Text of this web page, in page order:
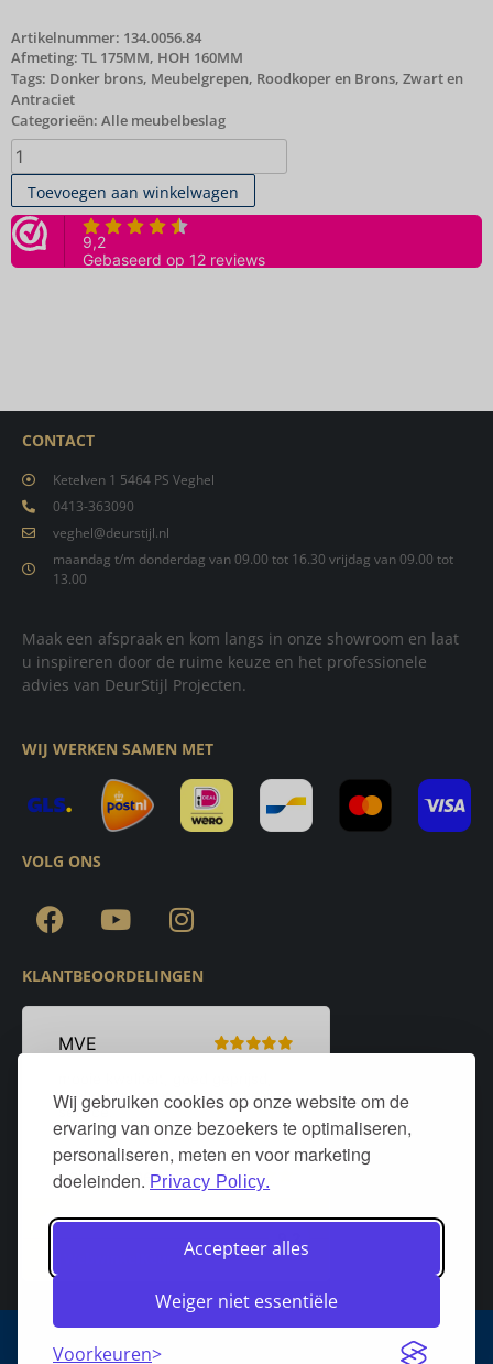
Wij gebruiken cookies op onze website om de
ervaring van onze bezoekers te optimaliseren,
personaliseren, meten en voor marketing
doeleinden. Privacy Policy.
Accepteer alles
Weiger niet essentiële
Voorkeuren
Artikelnummer: 134.0056.84
Afmeting: TL 175MM, HOH 160MM
Tags: Donker brons, Meubelgrepen, Roodkoper en Brons, Zwart en
Antraciet
Categorieën: Alle meubelbeslag
Toevoegen aan winkelwagen
CONTACT
Ketelven 1 5464 PS Veghel
0413-363090
veghel@deurstijl.nl
maandag t/m donderdag van 09.00 tot 16.30 vrijdag van 09.00 tot
13.00
Maak een afspraak en kom langs in onze showroom en laat
u inspireren door de ruime keuze en het professionele
advies van DeurStijl Projecten.
WIJ WERKEN SAMEN MET
VOLG ONS
KLANTBEOORDELINGEN
Algemene voorwaarden Over DeurStijl Projecten